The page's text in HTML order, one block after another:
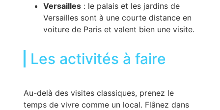
Versailles : le palais et les jardins de
Versailles sont à une courte distance en
voiture de Paris et valent bien une visite.
Les activités à faire
Au-delà des visites classiques, prenez le
temps de vivre comme un local. Flânez dans